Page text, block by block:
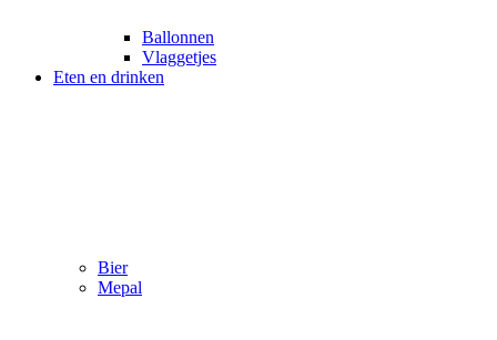
Ballonnen
Vlaggetjes
Eten en drinken
Bier
Mepal